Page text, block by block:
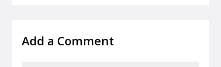
Add a Comment